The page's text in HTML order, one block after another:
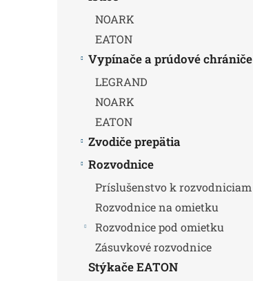
NOARK
EATON
Vypínače a prúdové chrániče
LEGRAND
NOARK
EATON
Zvodiče prepätia
Rozvodnice
Príslušenstvo k rozvodniciam
Rozvodnice na omietku
Rozvodnice pod omietku
Zásuvkové rozvodnice
Stýkače EATON